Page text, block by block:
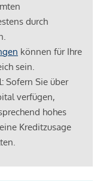
durch
können für Ihre
sein.
Sofern Sie über
verfügen,
hohes
Kreditzusage